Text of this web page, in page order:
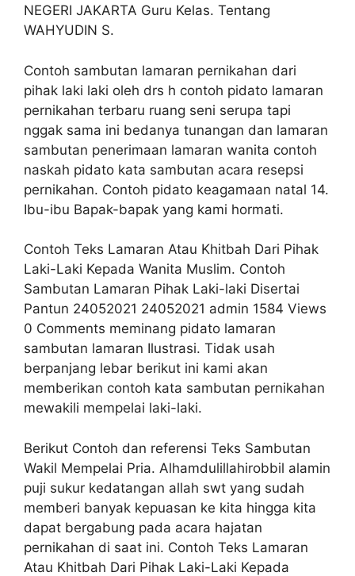
NEGERI JAKARTA Guru Kelas. Tentang
WAHYUDIN S.
Contoh sambutan lamaran pernikahan dari
pihak laki laki oleh drs h contoh pidato lamaran
pernikahan terbaru ruang seni serupa tapi
nggak sama ini bedanya tunangan dan lamaran
sambutan penerimaan lamaran wanita contoh
naskah pidato kata sambutan acara resepsi
pernikahan. Contoh pidato keagamaan natal 14.
Ibu-ibu Bapak-bapak yang kami hormati.
Contoh Teks Lamaran Atau Khitbah Dari Pihak
Laki-Laki Kepada Wanita Muslim. Contoh
Sambutan Lamaran Pihak Laki-laki Disertai
Pantun 24052021 24052021 admin 1584 Views
0 Comments meminang pidato lamaran
sambutan lamaran Ilustrasi. Tidak usah
berpanjang lebar berikut ini kami akan
memberikan contoh kata sambutan pernikahan
mewakili mempelai laki-laki.
Berikut Contoh dan referensi Teks Sambutan
Wakil Mempelai Pria. Alhamdulillahirobbil alamin
puji sukur kedatangan allah swt yang sudah
memberi banyak kepuasan ke kita hingga kita
dapat bergabung pada acara hajatan
pernikahan di saat ini. Contoh Teks Lamaran
Atau Khitbah Dari Pihak Laki-Laki Kepada